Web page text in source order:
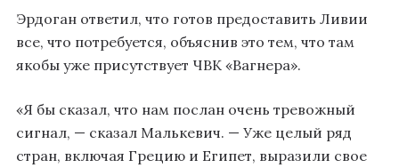
Эрдоган ответил, что готов предоставить Ливии
все, что потребуется, объяснив это тем, что там
якобы уже присутствует ЧВК «Вагнера».
«Я бы сказал, что нам послан очень тревожный
сигнал, — сказал Малькевич. — Уже целый ряд
стран, включая Грецию и Египет, выразили свое